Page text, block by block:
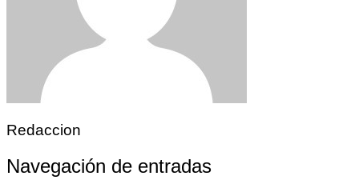
Redaccion
Navegación de entradas